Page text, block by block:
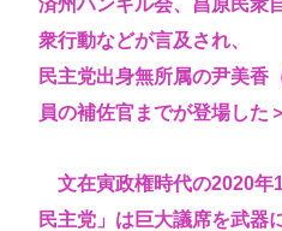
済州ハンギル会、昌原民衆
衆行動などが言及され、
民主党出身無所属の尹美香
員の補佐官までが登場した
文在寅政権時代の2020年
民主党」は巨大議席を武器